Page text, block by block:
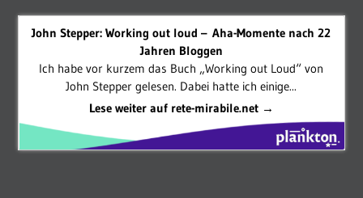
John Stepper: Working out loud – Aha-Momente nach 22
Jahren Bloggen
Ich habe vor kurzem das Buch „Working out Loud“ von
John Stepper gelesen. Dabei hatte ich einige...
Lese weiter auf rete-mirabile.net →